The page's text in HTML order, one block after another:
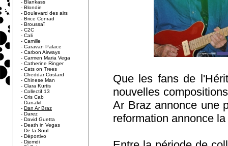
- Blankass
- Blondie
- Boulevard des airs
- Brice Conrad
- Broussaï
- C2C
- Cali
- Camille
- Caravan Palace
- Carbon Airways
- Carmen Maria Vega
- Catherine Ringer
- Cats on Trees
- Cheddar Costard
- Chinese Man
- Clara Kurtis
- Collectif 13
- Cris Cab
- Danakil
- Dan Ar Braz
- Darez
- David Guetta
- Death in Vegas
- De la Soul
- Déportivo
- Djemdi
Que les fans de
nouvelles
Ar Braz annonce une
reformation annonce